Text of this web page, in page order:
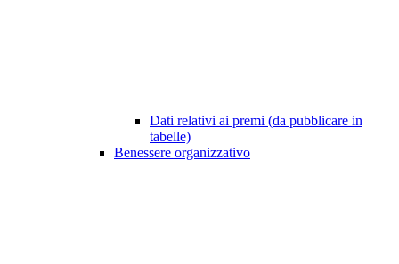
Dati relativi ai premi (da pubblicare in
tabelle)
Benessere organizzativo